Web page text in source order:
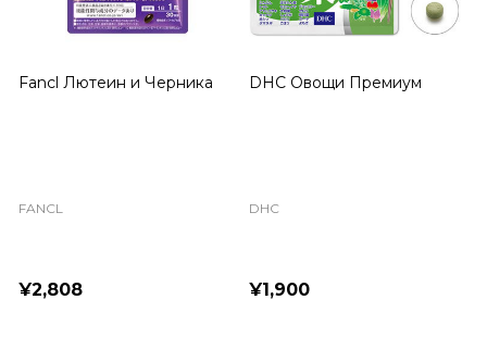
Fancl Лютеин и Черника
FANCL
¥2,808
DHC Овощи Премиум
DHC
¥1,900